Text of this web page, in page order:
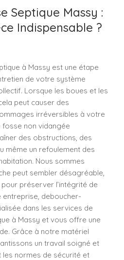
Septique Massy :
Indispensable ?
à Massy est une étape
de votre système
Lorsque les boues et les
peut causer des
irréversibles à votre
fosse non vidangée
des obstructions, des
même un refoulement des
Nous sommes
peut sembler désagréable,
préserver l’intégrité de
deboucher-
dans les services de
à Massy et vous offre une
Grâce à notre matériel
un travail soigné et
les normes de sécurité et